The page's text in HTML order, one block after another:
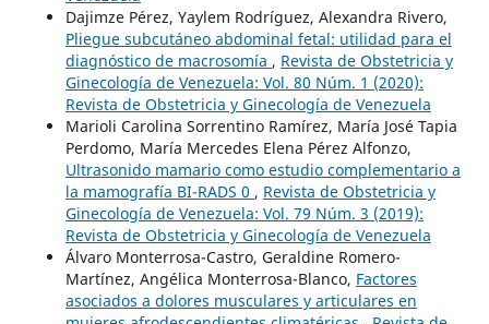
Dajimze Pérez, Yaylem Rodríguez, Alexandra Rivero,
Pliegue subcutáneo abdominal fetal: utilidad para el
diagnóstico de macrosomía , Revista de Obstetricia y
Ginecología de Venezuela: Vol. 80 Núm. 1 (2020):
Revista de Obstetricia y Ginecología de Venezuela
Marioli Carolina Sorrentino Ramírez, María José Tapia
Perdomo, María Mercedes Elena Pérez Alfonzo,
Ultrasonido mamario como estudio complementario a
la mamografía BI-RADS 0 , Revista de Obstetricia y
Ginecología de Venezuela: Vol. 79 Núm. 3 (2019):
Revista de Obstetricia y Ginecología de Venezuela
Álvaro Monterrosa-Castro, Geraldine Romero-
Martínez, Angélica Monterrosa-Blanco, Factores
asociados a dolores musculares y articulares en